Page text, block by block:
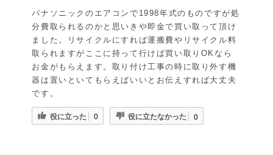
パナソニックのエアコンで1998年式のものですが処
分費取られるのかと思いきや即金で買い取って頂け
ました。リサイクルにすれば運搬費やリサイクル料
取られますがここに持って行けば買い取りOKなら
お金がもらえます。取り付け工事の時に取り外す機
器は置いといてもらえばいいとお伝えすれば大丈夫
です。
役に立った 0 役に立たなかった 0